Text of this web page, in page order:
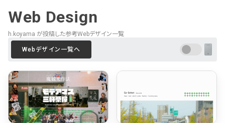
Web Design
h.koyama が投稿した参考Webデザイン一覧
Webデザイン一覧へ